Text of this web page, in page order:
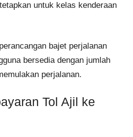
untuk kelas kenderaan
bajet perjalanan
bersedia dengan jumlah
perjalanan.
Tol Ajil ke